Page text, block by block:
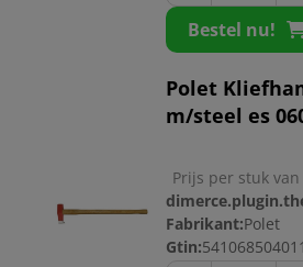
Bestel nu!
Polet
m/steel es
Prijs per stuk van
Fabrikant:Polet
Gtin: